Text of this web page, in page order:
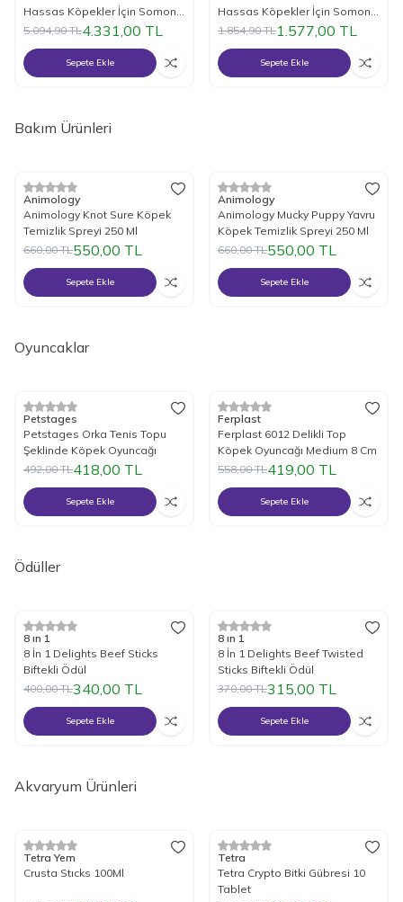
Hassas Köpekler İçin Somonlu
Mama 12 Kg.
5.094,90TL4.331,00 TL
Sepete Ekle
Hassas Köpekler İçin Somonlu
Mama 3 Kg.
1.854,90TL1.577,00 TL
Sepete Ekle
Bakım Ürünleri
%17İndirim
Animology
Animology Knot Sure Köpek
Temizlik Spreyi 250 Ml
660,00TL550,00 TL
Sepete Ekle
%17İndirim
Animology
Animology Mucky Puppy Yavru
Köpek Temizlik Spreyi 250 Ml
660,00TL550,00 TL
Sepete Ekle
Oyuncaklar
%15İndirim
Petstages
Petstages Orka Tenis Topu
Şeklinde Köpek Oyuncağı
492,00TL418,00 TL
Sepete Ekle
%25İndirim
Ferplast
Ferplast 6012 Delikli Top
Köpek Oyuncağı Medium 8 Cm
558,00TL419,00 TL
Sepete Ekle
Ödüller
%15İndirim
8 ın 1
8 İn 1 Delights Beef Sticks
Biftekli Ödül
400,00TL340,00 TL
Sepete Ekle
%15İndirim
8 ın 1
8 İn 1 Delights Beef Twisted
Sticks Biftekli Ödül
370,00TL315,00 TL
Sepete Ekle
Akvaryum Ürünleri
%15İndirim
Tetra Yem
Crusta Stıcks 100Ml
%15İndirim
Tetra
Tetra Crypto Bitki Gübresi 10
Tablet